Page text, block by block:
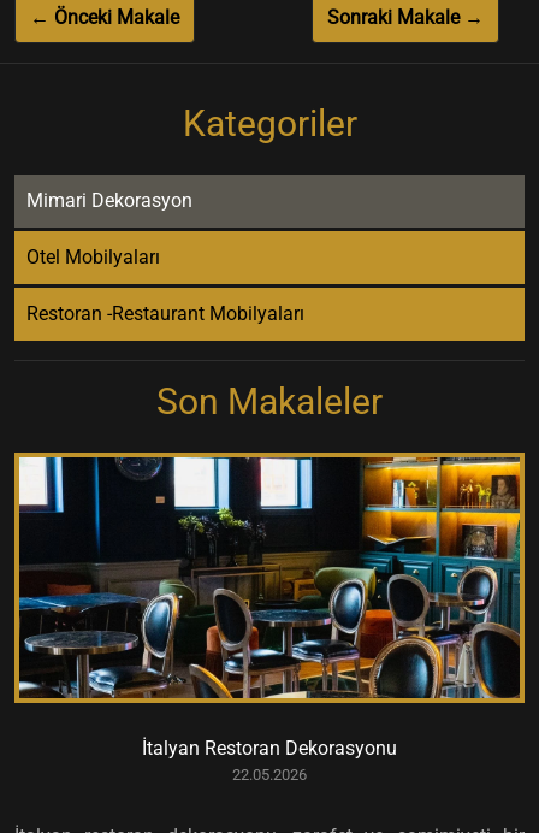
← Önceki Makale Sonraki Makale →
Kategoriler
Mimari Dekorasyon
Otel Mobilyaları
Restoran -Restaurant Mobilyaları
Son Makaleler
İtalyan Restoran Dekorasyonu
22.05.2026